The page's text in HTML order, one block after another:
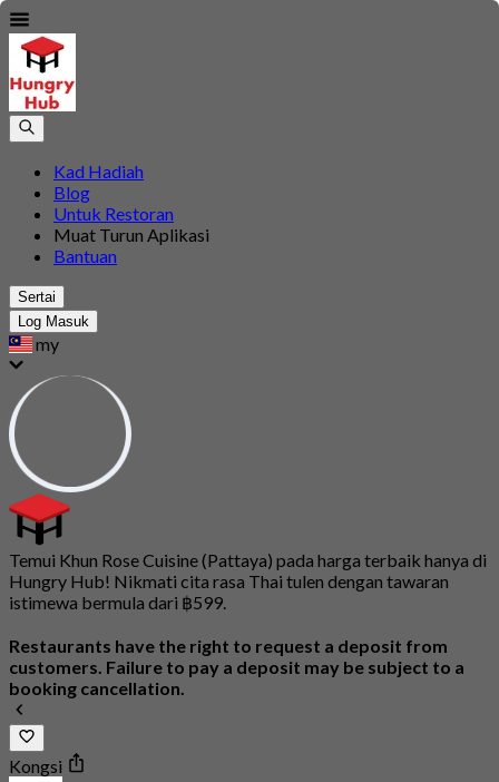
Kad Hadiah
Blog
Untuk Restoran
Muat Turun Aplikasi
Bantuan
Sertai
Log Masuk
my
Temui Khun Rose Cuisine (Pattaya) pada harga terbaik hanya di
Hungry Hub! Nikmati cita rasa Thai tulen dengan tawaran
istimewa bermula dari ฿599.
Restaurants have the right to request a deposit from
customers. Failure to pay a deposit may be subject to a
booking cancellation.
Kongsi